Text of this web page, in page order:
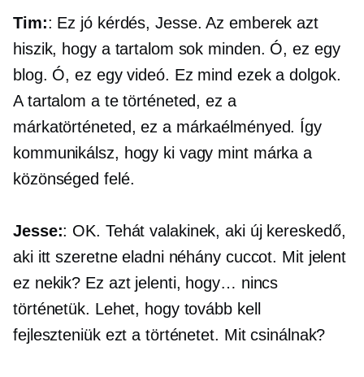
Tim:: Ez jó kérdés, Jesse. Az emberek azt
hiszik, hogy a tartalom sok minden. Ó, ez egy
blog. Ó, ez egy videó. Ez mind ezek a dolgok.
A tartalom a te történeted, ez a
márkatörténeted, ez a márkaélményed. Így
kommunikálsz, hogy ki vagy mint márka a
közönséged felé.
Jesse:: OK. Tehát valakinek, aki új kereskedő,
aki itt szeretne eladni néhány cuccot. Mit jelent
ez nekik? Ez azt jelenti, hogy… nincs
történetük. Lehet, hogy tovább kell
fejleszteniük ezt a történetet. Mit csinálnak?